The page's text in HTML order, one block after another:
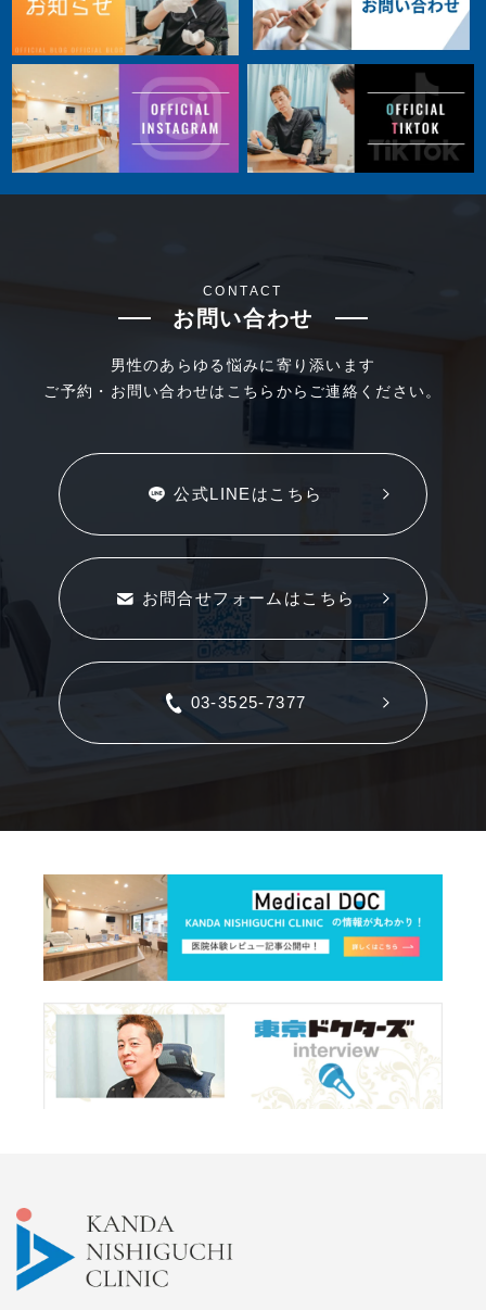
CONTACT
お問い合わせ
男性のあらゆる悩みに寄り添います
ご予約・お問い合わせはこちらからご連絡ください。
公式LINEはこちら
お問合せフォームはこちら
03-3525-7377